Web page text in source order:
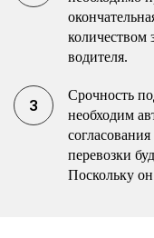
количеством
водителя.
Срочность
необходим
перевозки
Поскольку